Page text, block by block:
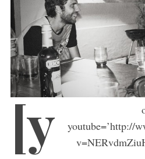
[y
youtube=’http://